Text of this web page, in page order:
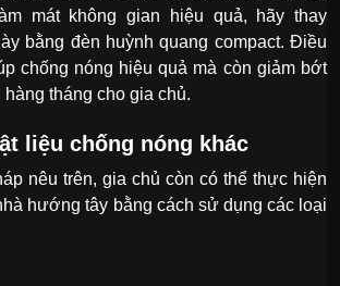
mát không gian hiệu quả, hãy thay
bằng đèn huỳnh quang compact. Điều
chống nóng hiệu quả mà còn giảm bớt
tháng cho gia chủ.
liệu chống nóng khác
nêu trên, gia chủ còn có thể thực hiện
hướng tây bằng cách sử dụng các loại